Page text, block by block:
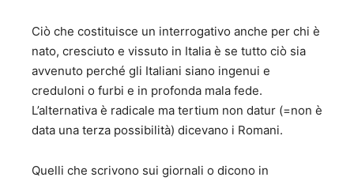
estetica cinematografica - Seam Editrice - 2000; 19. “Il
Leone e gli Oscar” - Saggi di estetica cinematografica -
Eagle Pictures editrice - 2001; 20, “Fermo immagine” -
Cinematografico di Salerno - Minerva editrice - 2001; 21.
“Il cinema tra irrisione e riflessione” – critiche
cinematografiche -Avagliano Editore, 2011. 22. “Voce fuori
2014. 23. “L’Orso e la Palma” – Istituto culturale del
Ciò che costituisce un interrogativo anche per chi è
nato, cresciuto e vissuto in Italia è se tutto ciò sia
avvenuto perché gli Italiani siano ingenui e
creduloni o furbi e in profonda mala fede.
L’alternativa è radicale ma tertium non datur (=non è
data una terza possibilità) dicevano i Romani.
Quelli che scrivono sui giornali o dicono in